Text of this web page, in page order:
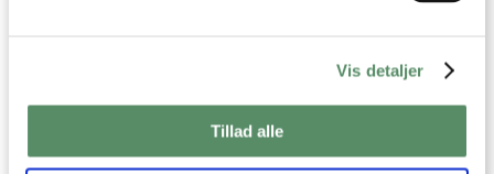
Vis detaljer
Tillad alle
Hej hvad havde som tilbehør?